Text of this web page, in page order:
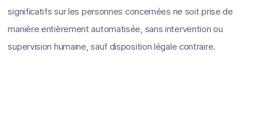
significatifs sur les personnes concernées ne soit prise de
manière entièrement automatisée, sans intervention ou
supervision humaine, sauf disposition légale contraire.